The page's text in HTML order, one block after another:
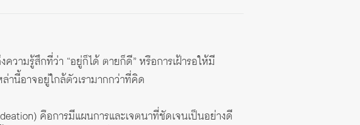
ามรู้สึกที่ว่า “อยู่ก็ได้ ตายก็ดี” หรือการเฝ้ารอให้มี
านี้อาจอยู่ใกล้ตัวเรามากกว่าที่คิด
คือการมีแผนการและเจตนาที่ชัดเจนเป็นอย่างดี